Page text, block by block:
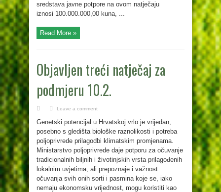
sredstava javne potpore na ovom natječaju
iznosi 100.000.000,00 kuna, ...
Read More »
Objavljen treći natječaj za
podmjeru 10.2.
Leave a comment
Genetski potencijal u Hrvatskoj vrlo je vrijedan,
posebno s gledišta biološke raznolikosti i potreba
poljoprivrede prilagodbi klimatskim promjenama.
Ministarstvo poljoprivrede daje potporu za očuvanje
tradicionalnih biljnih i životinjskih vrsta prilagođenih
lokalnim uvjetima, ali prepoznaje i važnost
očuvanja svih onih sorti i pasmina koje se, iako
nemaju ekonomsku vrijednost, mogu koristiti kao